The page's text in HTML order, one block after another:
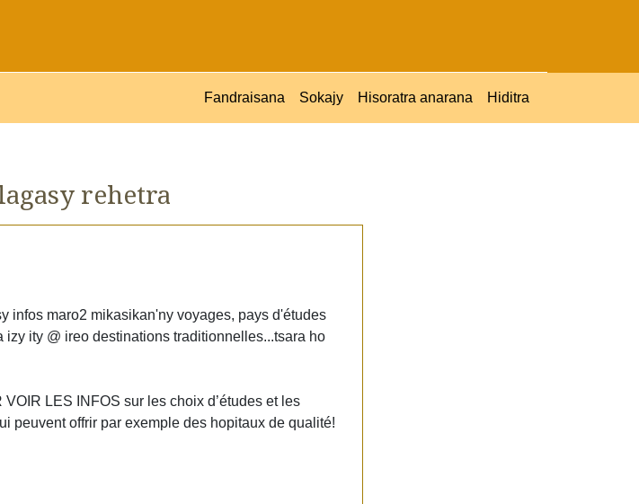
Fandraisana Sokajy Hisoratra anarana Hiditra
rehetra
infos maro2 mikasikan'ny voyages, pays d'études
ity @ ireo destinations traditionnelles...tsara ho
LES INFOS sur les choix d’études et les
peuvent offrir par exemple des hopitaux de qualité!